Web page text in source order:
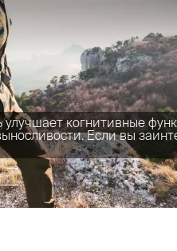
улучшает когнитивные
Если вы